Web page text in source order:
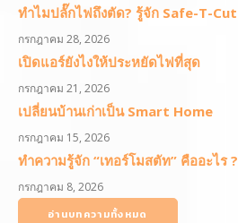
ทำไมปลั๊กไฟถึงตัด? รู้จัก Safe-T-Cut
กรกฎาคม 28, 2026
เปิดแอร์ยังไงให้ประหยัดไฟที่สุด
กรกฎาคม 21, 2026
เปลี่ยนบ้านเก่าเป็น Smart Home
กรกฎาคม 15, 2026
ทำความรู้จัก “เทอร์โมสตัท” คืออะไร ?
กรกฎาคม 8, 2026
อ่านบทความทั้งหมด